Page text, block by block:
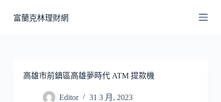
至
富蘭克林理財網
高雄市前鎮區高雄夢時代 ATM 提款機
Editor 31 3 月, 2023